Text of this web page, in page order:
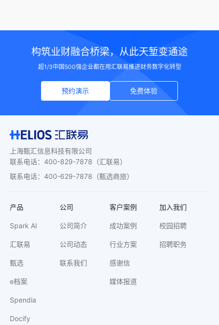
构筑业财融合桥梁，从此天堑变通途
超1/3中国500强企业都在用汇联易推进财务数字化转型
预约演示 免费体验
上海甄汇信息科技有限公司
联系电话： 400-829-7878 （汇联易）
联系电话： 400-629-7878 （甄选商旅）
产品
Spark AI
汇联易
甄选
e档案
Spendia
Docify
公司
公司简介
公司动态
联系我们
客户案例
成功案例
行业方案
感谢信
媒体报道
加入我们
校园招聘
招聘职务